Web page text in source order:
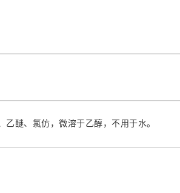
醚、氯仿，微溶于乙醇，不用于水。
NMA
醛）